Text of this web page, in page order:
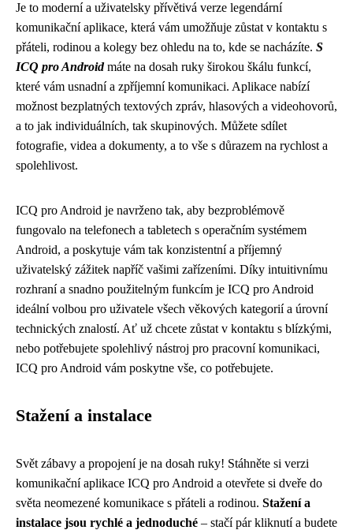
Je to moderní a uživatelsky přívětivá verze legendární
komunikační aplikace, která vám umožňuje zůstat v kontaktu s
přáteli, rodinou a kolegy bez ohledu na to, kde se nacházíte. S
ICQ pro Androidmáte na dosah ruky širokou škálu funkcí,
které vám usnadní a zpříjemní komunikaci. Aplikace nabízí
možnost bezplatných textových zpráv, hlasových a videohovorů,
a to jak individuálních, tak skupinových. Můžete sdílet
fotografie, videa a dokumenty, a to vše s důrazem na rychlost a
spolehlivost.
ICQ pro Android je navrženo tak, aby bezproblémově
fungovalo na telefonech a tabletech s operačním systémem
Android, a poskytuje vám tak konzistentní a příjemný
uživatelský zážitek napříč vašimi zařízeními. Díky intuitivnímu
rozhraní a snadno použitelným funkcím je ICQ pro Android
ideální volbou pro uživatele všech věkových kategorií a úrovní
technických znalostí. Ať už chcete zůstat v kontaktu s blízkými,
nebo potřebujete spolehlivý nástroj pro pracovní komunikaci,
ICQ pro Android vám poskytne vše, co potřebujete.
Stažení a instalace
Svět zábavy a propojení je na dosah ruky! Stáhněte si verzi
komunikační aplikace ICQ pro Android a otevřete si dveře do
světa neomezené komunikace s přáteli a rodinou. Stažení a
instalace jsou rychlé a jednoduché – stačí pár kliknutí a budete